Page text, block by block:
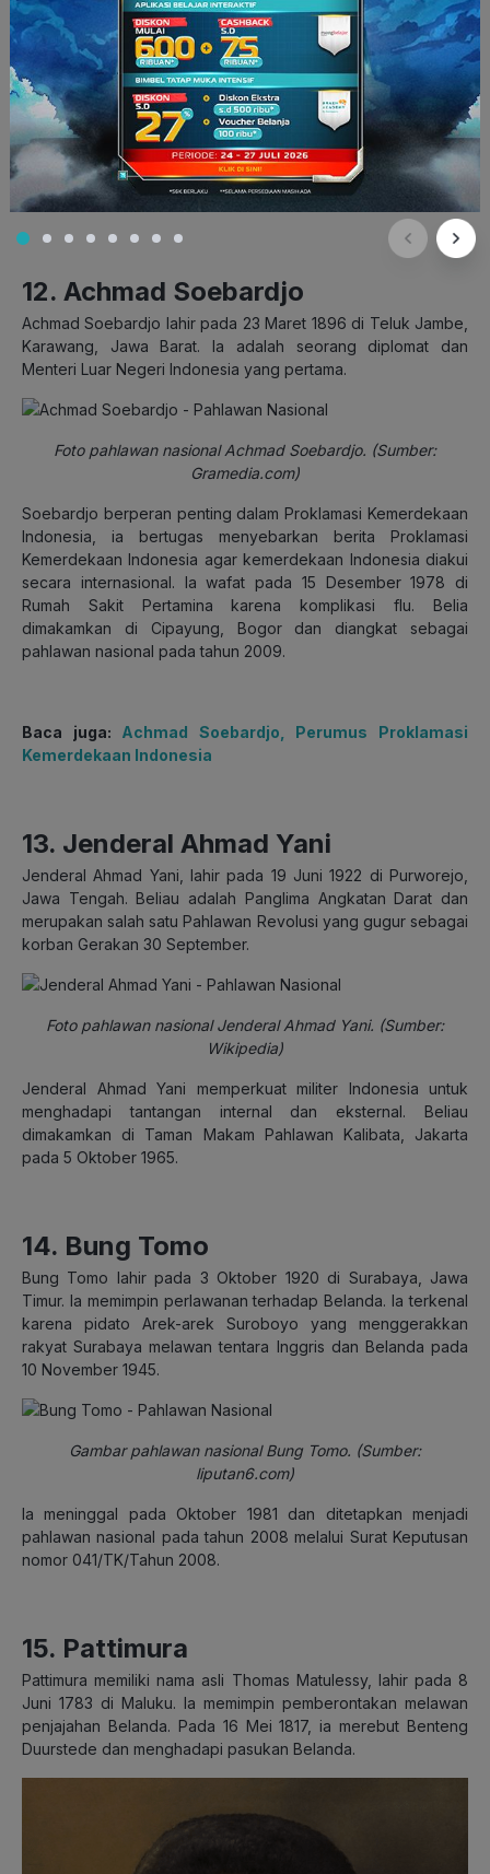
detik.com)
Frans Kaisiepo turut terlibat dalam Konferensi Malino, di mana
pembentukan Republik Indonesia Serikat dibahas. Dia juga
merupakan salah satu yang pertama kali mengibarkan
Bendera Merah Putih dan menyanyikan Indonesia Raya di
Papua pada 31 Agustus 1945. Setelah meninggal dunia, Frans
Kaisiepo dimakamkan di Taman Makam Pahlawan
Cendrawasih di Jayapura, Papua.
12. Achmad Soebardjo
Achmad Soebardjo lahir pada 23 Maret 1896 di Teluk Jambe,
Karawang, Jawa Barat. Ia adalah seorang diplomat dan
Menteri Luar Negeri Indonesia yang pertama.
Foto pahlawan nasional Achmad Soebardjo. (Sumber:
Gramedia.com)
Soebardjo berperan penting dalam Proklamasi Kemerdekaan
Indonesia, ia bertugas menyebarkan berita Proklamasi
Kemerdekaan Indonesia agar kemerdekaan Indonesia diakui
secara internasional. Ia wafat pada 15 Desember 1978 di
Rumah Sakit Pertamina karena komplikasi flu. Belia
dimakamkan di Cipayung, Bogor dan diangkat sebagai
pahlawan nasional pada tahun 2009.
Baca juga: Achmad Soebardjo, Perumus Proklamasi
Kemerdekaan Indonesia
13. Jenderal Ahmad Yani
Jenderal Ahmad Yani, lahir pada 19 Juni 1922 di Purworejo,
Jawa Tengah. Beliau adalah Panglima Angkatan Darat dan
merupakan salah satu Pahlawan Revolusi yang gugur sebagai
korban Gerakan 30 September.
Foto pahlawan nasional Jenderal Ahmad Yani. (Sumber:
Wikipedia)
Jenderal Ahmad Yani memperkuat militer Indonesia untuk
menghadapi tantangan internal dan eksternal. Beliau
dimakamkan di Taman Makam Pahlawan Kalibata, Jakarta
pada 5 Oktober 1965.
14. Bung Tomo
Bung Tomo lahir pada 3 Oktober 1920 di Surabaya, Jawa
Timur. Ia memimpin perlawanan terhadap Belanda. Ia terkenal
karena pidato Arek-arek Suroboyo yang menggerakkan
rakyat Surabaya melawan tentara Inggris dan Belanda pada
10 November 1945.
Gambar pahlawan nasional Bung Tomo. (Sumber:
liputan6.com)
Ia meninggal pada Oktober 1981 dan ditetapkan menjadi
pahlawan nasional pada tahun 2008 melalui Surat Keputusan
nomor 041/TK/Tahun 2008.
15. Pattimura
Pattimura memiliki nama asli Thomas Matulessy, lahir pada 8
Juni 1783 di Maluku. Ia memimpin pemberontakan melawan
penjajahan Belanda. Pada 16 Mei 1817, ia merebut Benteng
Duurstede dan menghadapi pasukan Belanda.